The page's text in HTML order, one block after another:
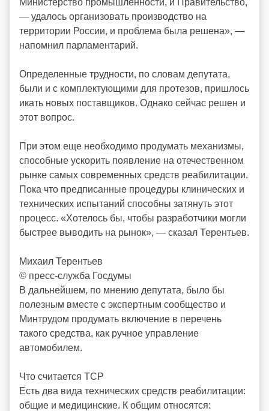
— удалось организовать производство на
территории России, и проблема была решена», —
напомнил парламентарий.
Определенные трудности, по словам депутата,
были и с комплектующими для протезов, пришлось
икать новых поставщиков. Однако сейчас решен и
этот вопрос.
При этом еще необходимо продумать механизмы,
способные ускорить появление на отечественном
рынке самых современных средств реабилитации.
Пока что предписанные процедуры клинических и
технических испытаний способны затянуть этот
процесс. «Хотелось бы, чтобы разработчики могли
быстрее выводить на рынок», — сказал Терентьев.
Михаил Терентьев
© пресс-служба Госдумы
В дальнейшем, по мнению депутата, было бы
полезным вместе с экспертным сообщество и
Минтрудом продумать включение в перечень
такого средства, как ручное управление
автомобилем.
Что считается ТСР
Есть два вида технических средств реабилитации:
общие и медицинские. К общим относятся: